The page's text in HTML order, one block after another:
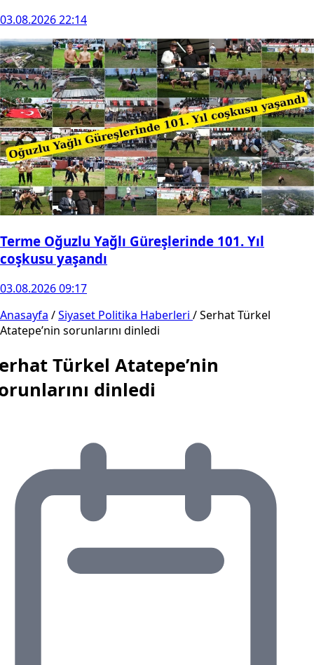
03.08.2026 22:14
Terme Oğuzlu Yağlı Güreşlerinde 101. Yıl
coşkusu yaşandı
03.08.2026 09:17
Anasayfa /Siyaset Politika Haberleri /Serhat Türkel
Atatepe’nin sorunlarını dinledi
Türkel Atatepe’nin
dinledi